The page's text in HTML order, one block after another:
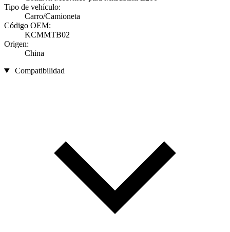
Tipo de vehículo:
Carro/Camioneta
Código OEM:
KCMMTB02
Origen:
China
Compatibilidad